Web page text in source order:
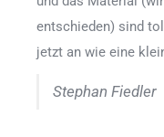
entschieden) sind
jetzt an wie eine
Stephan Fiedler